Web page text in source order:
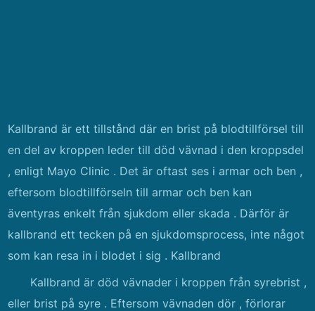
Kallbrand är ett tillstånd där en brist på blodtillförsel till
en del av kroppen leder till död vävnad i den kroppsdel
​​, enligt Mayo Clinic . Det är oftast ses i armar och ben ,
eftersom blodtillförseln till armar och ben kan
äventyras enkelt från sjukdom eller skada . Därför är
kallbrand ett tecken på en sjukdomsprocess, inte något
som kan resa in i blodet i sig . Kallbrand
Kallbrand är död vävnader i kroppen från syrebrist ,
eller brist på syre . Eftersom vävnaden dör , förlorar